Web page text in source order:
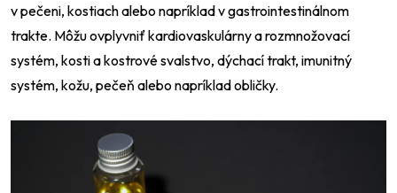
v pečeni, kostiach alebo napríklad v gastrointestinálnom
trakte. Môžu ovplyvniť kardiovaskulárny a rozmnožovací
systém, kosti a kostrové svalstvo, dýchací trakt, imunitný
systém, kožu, pečeň alebo napríklad obličky.